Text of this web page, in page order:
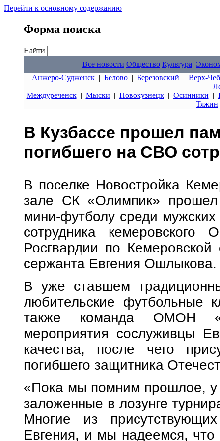
Перейти к основному содержанию
Форма поиска
Найти
Все новости Общество Культура
Анжеро-Судженск | Белово | Березовский | Верх-
Междуреченск| Мыски | Новокузнецк| Осинники |
Тяжин
В Кузбассе прошел
погибшего на СВО
В поселке Новостройка
зале СК «Олимпик»
мини-футболу среди
сотрудника
Росгвардии по Кемеровской
сержанта Евгения Ошлыкова.
В уже ставшем
любительские футбольные
также команда ОМОН
мероприятия сослуживцы
качества, после чего
погибшего защитника
«Пока мы помним прошлое, у
заложенные в лозунге
Многие из
Евгения, и мы надеемся,